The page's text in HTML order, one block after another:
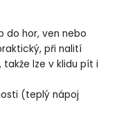
do hor, ven nebo
při nalití
takže lze v klidu pít i
(teplý nápoj